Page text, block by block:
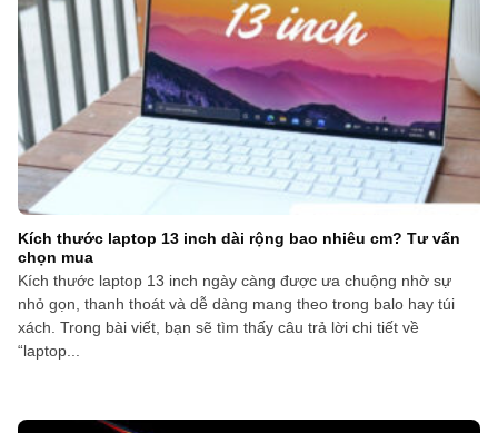
Kích thước laptop 13 inch dài rộng bao nhiêu cm? Tư vấn
chọn mua
Kích thước laptop 13 inch ngày càng được ưa chuộng nhờ sự
nhỏ gọn, thanh thoát và dễ dàng mang theo trong balo hay túi
xách. Trong bài viết, bạn sẽ tìm thấy câu trả lời chi tiết về
“laptop...